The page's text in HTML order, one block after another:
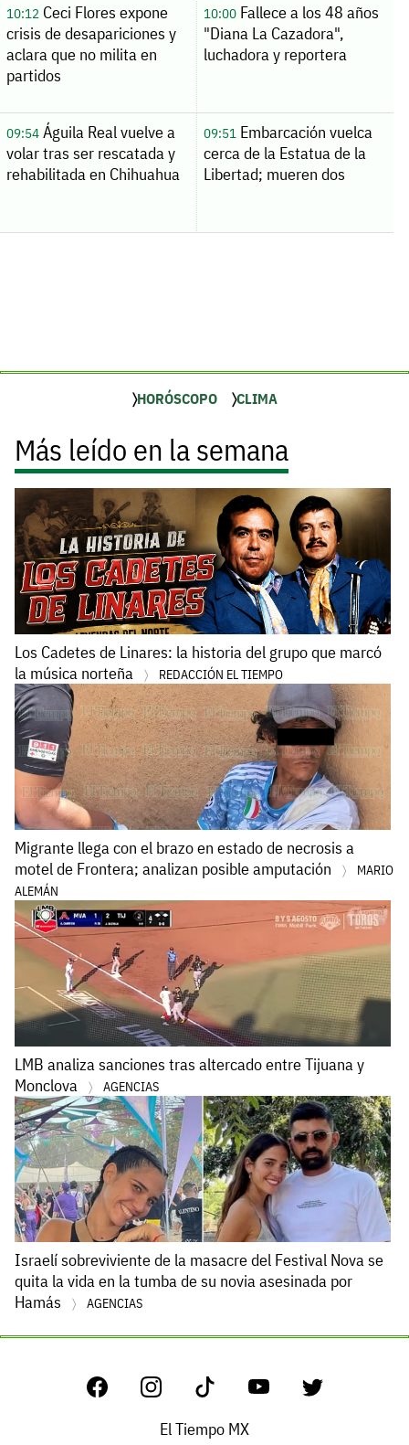
10:12Ceci Flores expone
crisis de desapariciones y
aclara que no milita en
partidos
10:00Fallece a los 48 años
"Diana La Cazadora",
luchadora y reportera
09:54Águila Real vuelve a
volar tras ser rescatada y
rehabilitada en Chihuahua
09:51Embarcación vuelca
cerca de la Estatua de la
Libertad; mueren dos
HORÓSCOPO CLIMA
Más leído en la semana
Los Cadetes de Linares: la historia del grupo que marcó
la música norteña
REDACCIÓN EL TIEMPO
Migrante llega con el brazo en estado de necrosis a
motel de Frontera; analizan posible amputación
MARIO
ALEMÁN
LMB analiza sanciones tras altercado entre Tijuana y
Monclova
AGENCIAS
Israelí sobreviviente de la masacre del Festival Nova se
quita la vida en la tumba de su novia asesinada por
Hamás
AGENCIAS
El Tiempo MX